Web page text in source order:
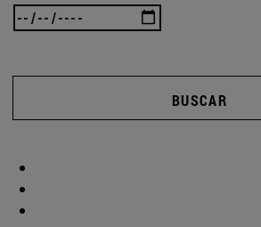
BUSCAR